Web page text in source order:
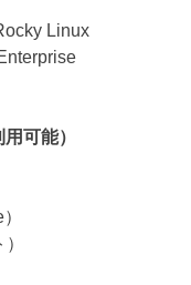
Linux
可能）